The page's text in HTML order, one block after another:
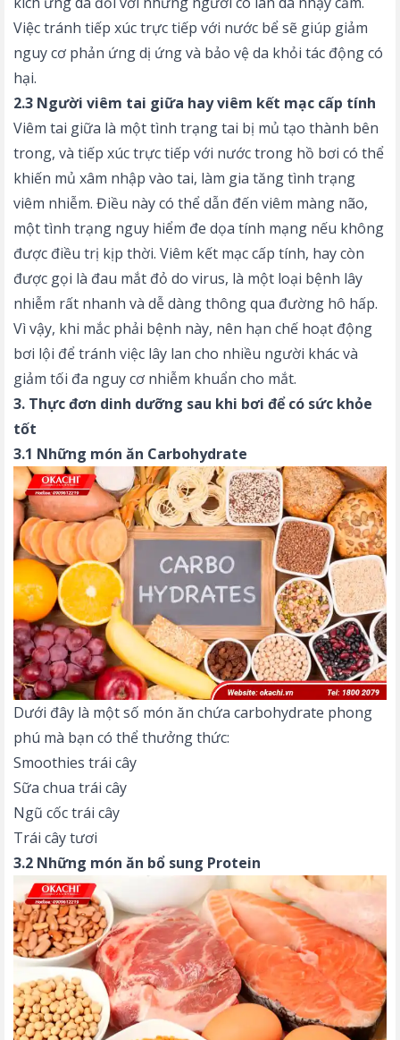
Việc tránh tiếp xúc trực tiếp với nước bể sẽ giúp giảm
nguy cơ phản ứng dị ứng và bảo vệ da khỏi tác động có
hại.
2.3 Người viêm tai giữa hay viêm kết mạc cấp tính
Viêm tai giữa là một tình trạng tai bị mủ tạo thành bên
trong, và tiếp xúc trực tiếp với nước trong hồ bơi có thể
khiến mủ xâm nhập vào tai, làm gia tăng tình trạng
viêm nhiễm. Điều này có thể dẫn đến viêm màng não,
một tình trạng nguy hiểm đe dọa tính mạng nếu không
được điều trị kịp thời. Viêm kết mạc cấp tính, hay còn
được gọi là đau mắt đỏ do virus, là một loại bệnh lây
nhiễm rất nhanh và dễ dàng thông qua đường hô hấp.
Vì vậy, khi mắc phải bệnh này, nên hạn chế hoạt động
bơi lội để tránh việc lây lan cho nhiều người khác và
giảm tối đa nguy cơ nhiễm khuẩn cho mắt.
3. Thực đơn dinh dưỡng sau khi bơi để có sức khỏe
tốt
3.1 Những món ăn Carbohydrate
Dưới đây là một số món ăn chứa carbohydrate phong
phú mà bạn có thể thưởng thức:
Smoothies trái cây
Sữa chua trái cây
Ngũ cốc trái cây
Trái cây tươi
3.2 Những món ăn bổ sung Protein